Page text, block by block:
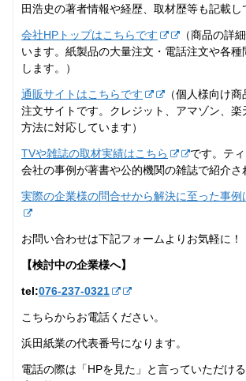
田浩史の著者情報や経歴、取材歴等も記載し
会社HPトップはこちらです
（商品の詳
います。紙製品の大量注文・電話注文や各
します。）
通販サイトはこちらです
（個人様向け
注文サイトです。クレジット、アマゾン、楽
方法に対応しています）
TVや雑誌の取材実績はこちら
です。テ
会社の事例が著書や公的機関の雑誌で紹介さ
実際の企業様の問合せから解決に至った事例
お問い合わせは下記フォームよりお気軽に！
【検討中の企業様へ】
tel:076-237‐0321
こちらからお電話ください。
浜田紙業の代表番号になります。
電話の際は「HPを見た」と言っていただけ